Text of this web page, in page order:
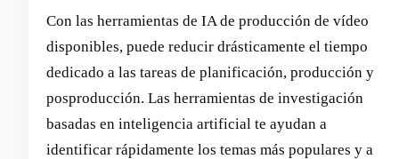
Con las herramientas de IA de producción de vídeo
disponibles, puede reducir drásticamente el tiempo
dedicado a las tareas de planificación, producción y
posproducción. Las herramientas de investigación
basadas en inteligencia artificial te ayudan a
identificar rápidamente los temas más populares y a